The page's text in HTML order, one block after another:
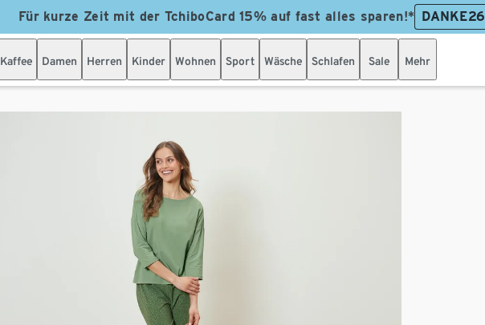
Für kurze Zeit mit der TchiboCard 15% auf fast alles sparen!* DANKE26
Kaffee Damen Herren Kinder Wohnen Sport Wäsche Schlafen Sale Mehr